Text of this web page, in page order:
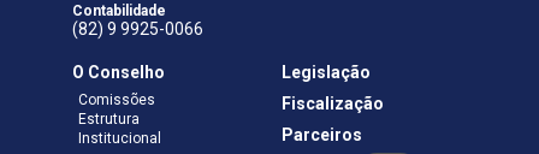
Contabilidade
(82) 9 9925-0066
O Conselho
Comissões
Estrutura
Institucional
Legislação
Fiscalização
Parceiros